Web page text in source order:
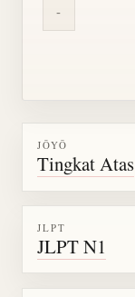
-
JŌYŌ
Tingkat Atas
JLPT
JLPT N1